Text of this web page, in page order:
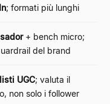
; formati più lunghi
+ bench micro;
del brand
UGC; valuta il
non solo i follower